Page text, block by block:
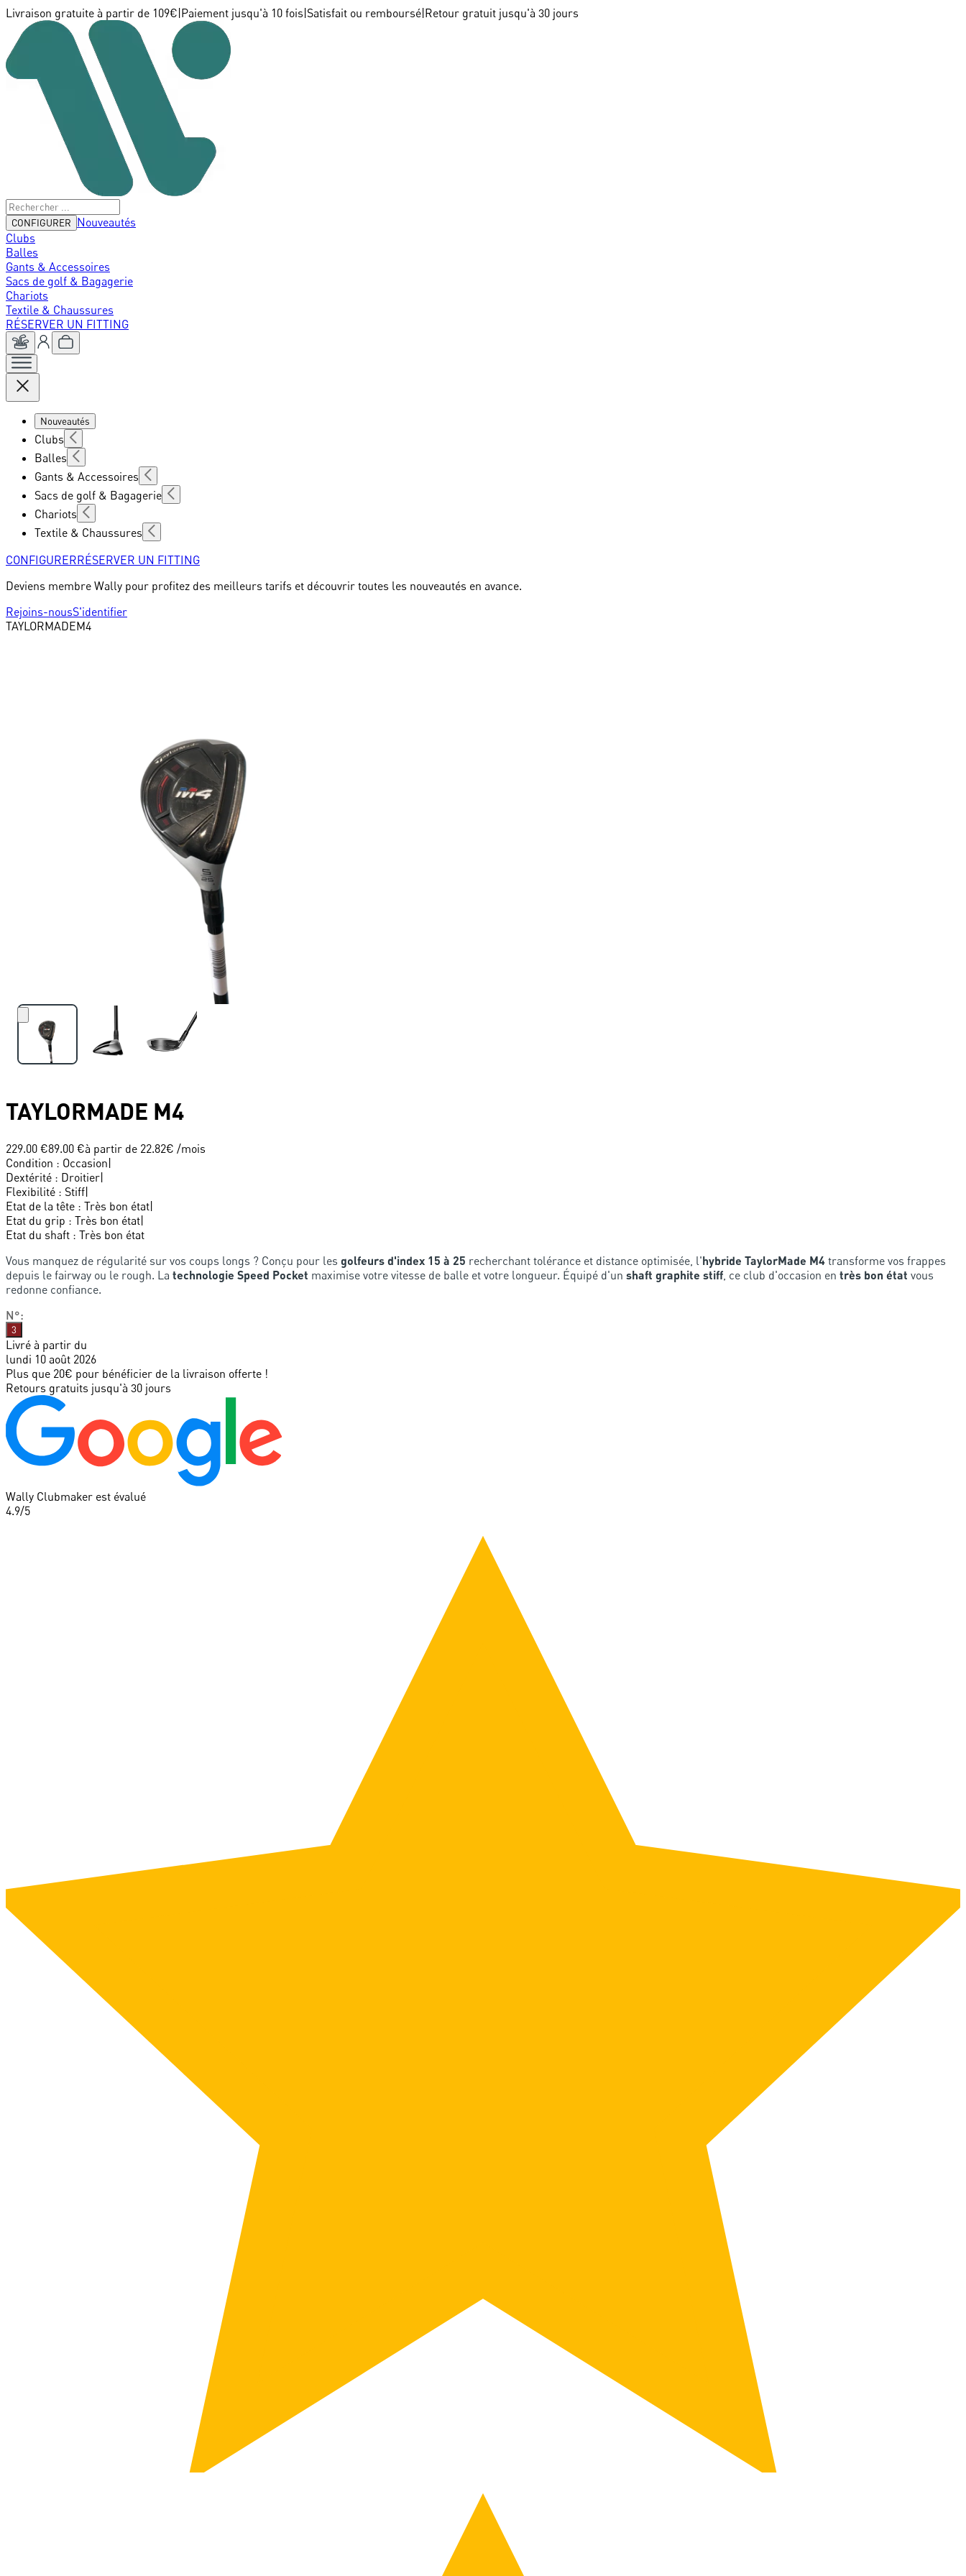
Livraison gratuite à partir de 109€ Paiement jusqu'à 10 fois Satisfait ou remboursé Retour gratuit jusqu'à 30 jours
CONFIGURER
Nouveautés
Clubs
Balles
Gants & Accessoires
Sacs de golf & Bagagerie
Chariots
Textile & Chaussures
RÉSERVER UN FITTING
Nouveautés
Clubs
Balles
Gants & Accessoires
Sacs de golf & Bagagerie
Chariots
Textile & Chaussures
CONFIGURERRÉSERVER UN FITTING
Deviens membre Wally pour profitez des meilleurs tarifs et découvrir toutes les nouveautés en avance.
Rejoins-nousS'identifier
TAYLORMADEM4
TAYLORMADE M4
229.00 €89.00 €à partir de 22.82€ /mois
Condition : Occasion|
Dextérité : Droitier|
Flexibilité : Stiff|
Etat de la tête : Très bon état|
Etat du grip : Très bon état|
Etat du shaft : Très bon état
Vous manquez de régularité sur vos coups longs ? Conçu pour les golfeurs d'index 15 à 25 recherchant tolérance et distance optimisée, l'hybride TaylorMade M4 transforme vos frappes
depuis le fairway ou le rough. La technologie Speed Pocket maximise votre vitesse de balle et votre longueur. Équipé d'un shaft graphite stiff , ce club d'occasion en très bon état vous
redonne confiance.
N°:
3
Livré à partir du
lundi 10 août 2026
Plus que 20€ pour bénéficier de la livraison offerte !
Retours gratuits jusqu'à 30 jours
Wally Clubmaker est évalué
4.9/5